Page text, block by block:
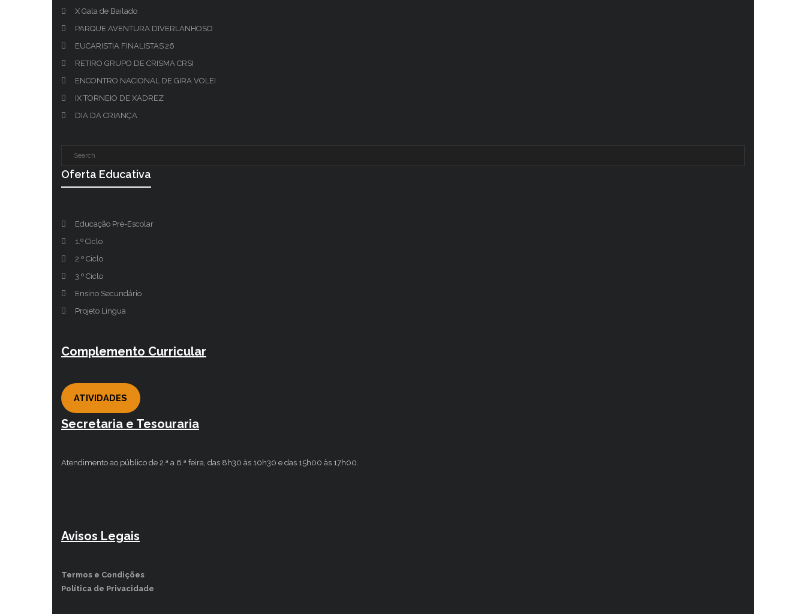
X Gala de Bailado
PARQUE AVENTURA DIVERLANHOSO
EUCARISTIA FINALISTAS’26
RETIRO GRUPO DE CRISMA CRSI
ENCONTRO NACIONAL DE GIRA VOLEI
IX TORNEIO DE XADREZ
DIA DA CRIANÇA
Oferta Educativa
Educação Pré-Escolar
1.º Ciclo
2.º Ciclo
3.º Ciclo
Ensino Secundário
Projeto Língua
Complemento Curricular
ATIVIDADES
Secretaria e Tesouraria
Atendimento ao público de 2.ª a 6.ª feira, das 8h30 às 10h30 e das 15h00 às 17h00.
Avisos Legais
Termos e Condições
Política de Privacidade